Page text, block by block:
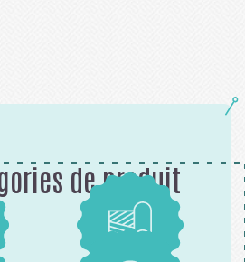
de produit
Tissus